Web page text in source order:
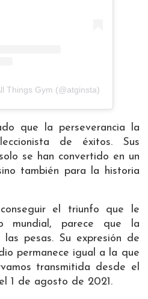
Things Gym (@atginsta)
que la perseverancia la
de éxitos. Sus
se han convertido en un
también para la historia
el triunfo que le
mundial, parece que la
pesas. Su expresión de
permanece igual a la que
transmitida desde el
1 de agosto de 2021.